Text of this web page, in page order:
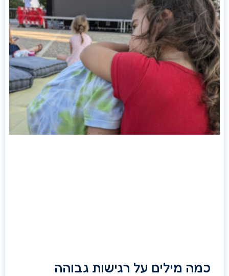
כמה מילים על רגישות גבוהה